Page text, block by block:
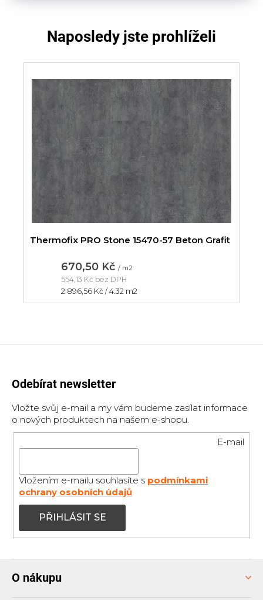
Naposledy jste prohlíželi
Thermofix PRO Stone 15470-57 Beton Grafit
670,50 Kč / m2
554,13 Kč bez DPH
Měrná
2 896,56 Kč / 4.32 m2
Odebírat newsletter
Vložte svůj e-mail a my vám budeme zasílat informace
o nových produktech na našem e-shopu.
E-mail
Vložením e-mailu souhlasíte s podmínkami
ochrany osobních údajů
PŘIHLÁSIT SE
O nákupu